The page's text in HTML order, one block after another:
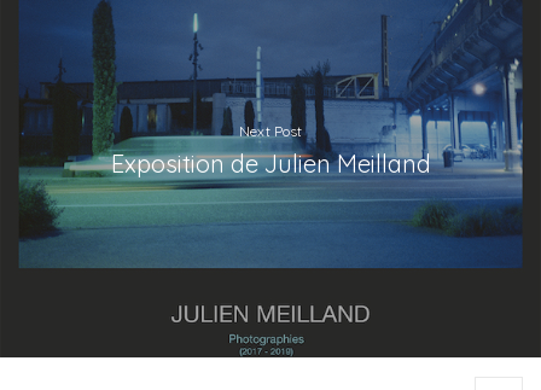
Next Post
Exposition de Julien Meilland